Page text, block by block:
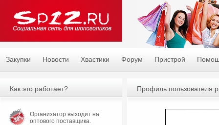
Закупки Новости Хвастики Форум Пристрой
Профиль пользователя
Как это работает?
Организатор выходит на
оптового поставщика.